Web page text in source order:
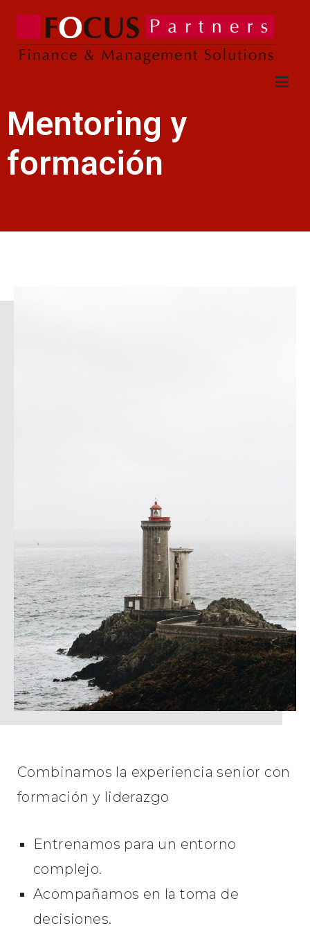
Mentoring y
formación
Combinamos la experiencia senior con
formación y liderazgo
Entrenamos para un entorno
complejo.
Acompañamos en la toma de
decisiones.